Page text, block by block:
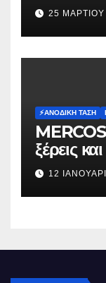
25 ΜΑΡΤΊΟΥ
⚡️ΑΝΟΔΙΚΉ ΤΆΣΗ
ξέρεις
12